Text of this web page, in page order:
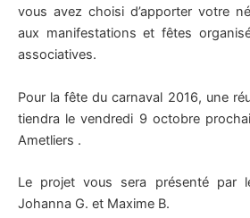
vous avez choisi d’apporter votre
aux manifestations et fêtes
associatives.
Pour la fête du carnaval 2016, une
tiendra le vendredi 9 octobre
Ametliers .
Le projet vous sera présenté par
Johanna G. et Maxime B.